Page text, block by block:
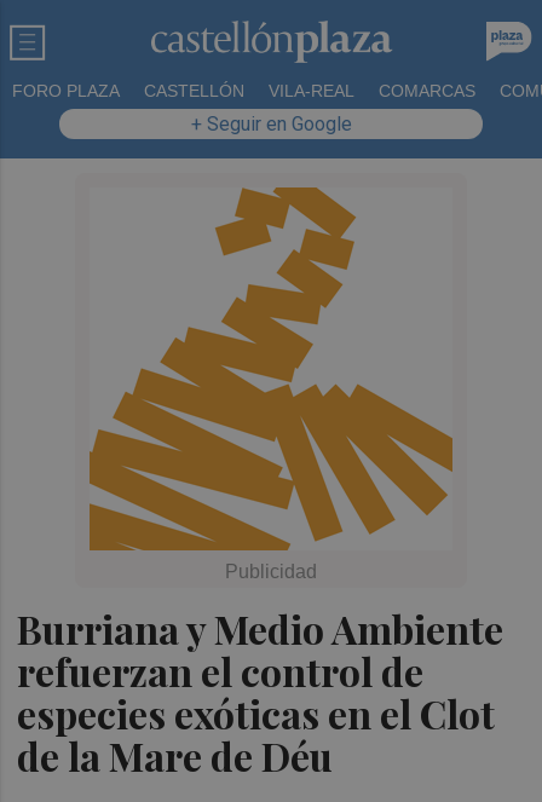
FORO PLAZA CASTELLÓN VILA-REAL COMARCAS
+ Seguir en Google
Burriana y Medio Ambiente
refuerzan el control de
especies exóticas en el Clot
de la Mare de Déu